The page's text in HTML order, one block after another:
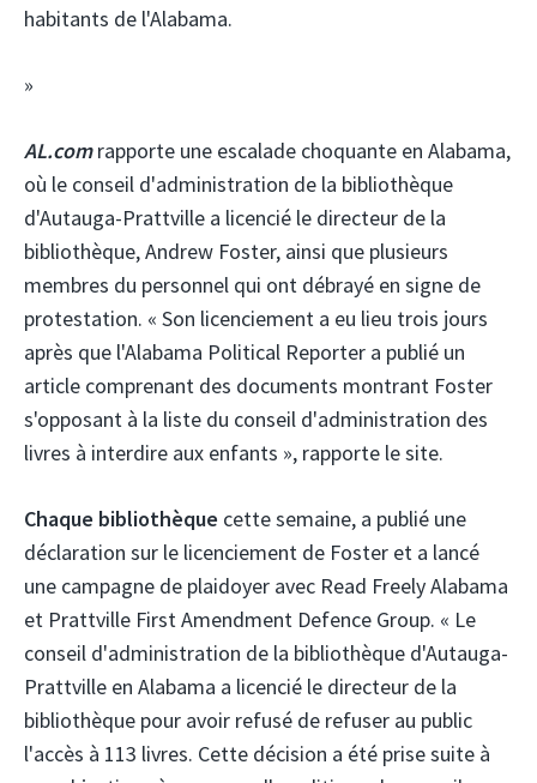
habitants de l'Alabama.
»
AL.comrapporte une escalade choquante en Alabama,
où le conseil d'administration de la bibliothèque
d'Autauga-Prattville a licencié le directeur de la
bibliothèque, Andrew Foster, ainsi que plusieurs
membres du personnel qui ont débrayé en signe de
protestation. « Son licenciement a eu lieu trois jours
après que l'Alabama Political Reporter a publié un
article comprenant des documents montrant Foster
s'opposant à la liste du conseil d'administration des
livres à interdire aux enfants », rapporte le site.
Chaque bibliothèque cette semaine, a publié une
déclaration sur le licenciement de Foster et a lancé
une campagne de plaidoyer avec Read Freely Alabama
et Prattville First Amendment Defence Group. « Le
conseil d'administration de la bibliothèque d'Autauga-
Prattville en Alabama a licencié le directeur de la
bibliothèque pour avoir refusé de refuser au public
l'accès à 113 livres. Cette décision a été prise suite à